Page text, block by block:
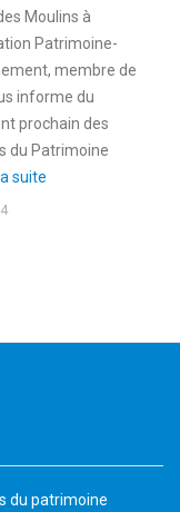
Moulins à
Patrimoine-
membre de
informe du
prochain des
du Patrimoine
suite
du patrimoine